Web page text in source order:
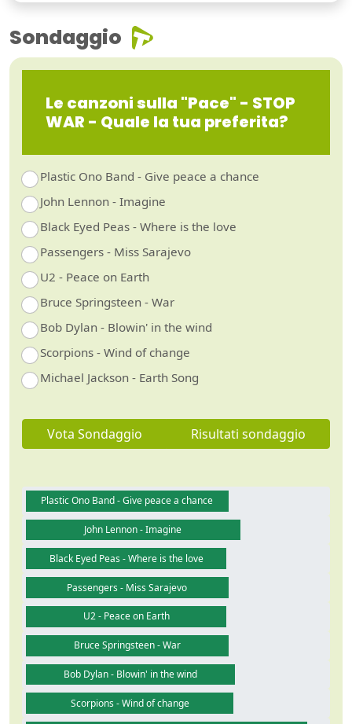
Sondaggio
Le canzoni sulla "Pace" - STOP
WAR - Quale la tua preferita?
Plastic Ono Band - Give peace a chance
John Lennon - Imagine
Black Eyed Peas - Where is the love
Passengers - Miss Sarajevo
U2 - Peace on Earth
Bruce Springsteen - War
Bob Dylan - Blowin' in the wind
Scorpions - Wind of change
Michael Jackson - Earth Song
Vota Sondaggio Risultati sondaggio
Plastic Ono Band - Give peace a chance
John Lennon - Imagine
Black Eyed Peas - Where is the love
Passengers - Miss Sarajevo
U2 - Peace on Earth
Bruce Springsteen - War
Bob Dylan - Blowin' in the wind
Scorpions - Wind of change